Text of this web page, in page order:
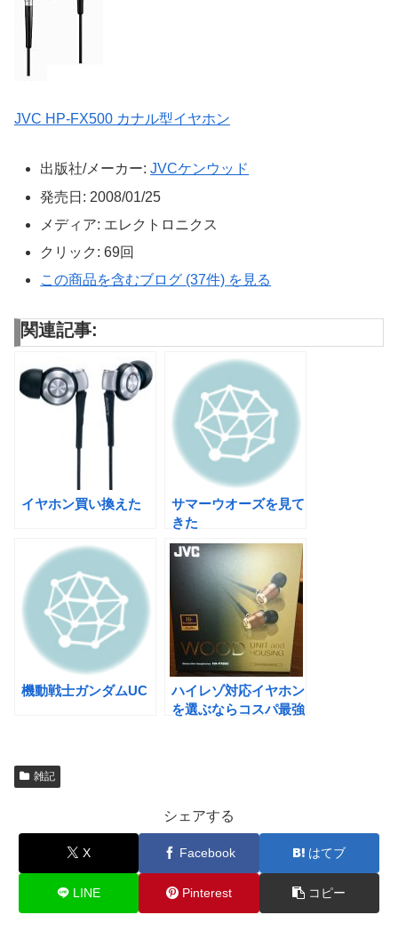
JVC HP-FX500 カナル型イヤホン
出版社/メーカー: JVCケンウッド
発売日: 2008/01/25
メディア: エレクトロニクス
クリック : 69回
この商品を含むブログ (37件) を見る
関連記事:
イヤホン買い換えた
サマーウオーズを見て
きた
機動戦士ガンダムUC
ハイレゾ対応イヤホン
を選ぶならコスパ最強
雑記
シェアする
X Facebook はてブ
LINE Pinterest コピー